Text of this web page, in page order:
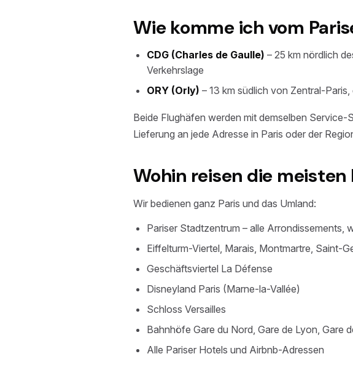
Wie komme ich vom
CDG (Charles de Gaulle) – 25 km nördlich
Verkehrslage
ORY (Orly) – 13 km südlich von Zentral-
Beide Flughäfen werden mit demselben
Lieferung an jede Adresse in Paris oder der
Wohin reisen die meisten
Wir bedienen ganz Paris und das Umland:
Pariser Stadtzentrum – alle Arrondissements,
Eiffelturm-Viertel, Marais, Montmartre, Saint-
Geschäftsviertel La Défense
Disneyland Paris (Marne-la-Vallée)
Schloss Versailles
Bahnhöfe Gare du Nord, Gare de Lyon, Gare
Alle Pariser Hotels und Airbnb-Adressen